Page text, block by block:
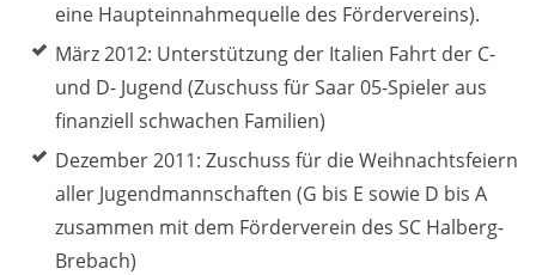
eine Haupteinnahmequelle des Fördervereins).
März 2012: Unterstützung der Italien Fahrt der C-
und D- Jugend (Zuschuss für Saar 05-Spieler aus
finanziell schwachen Familien)
Dezember 2011: Zuschuss für die Weihnachtsfeiern
aller Jugendmannschaften (G bis E sowie D bis A
zusammen mit dem Förderverein des SC Halberg-
Brebach)